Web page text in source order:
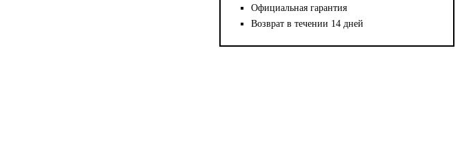
Официальная гарантия
Возврат в течении 14 дней